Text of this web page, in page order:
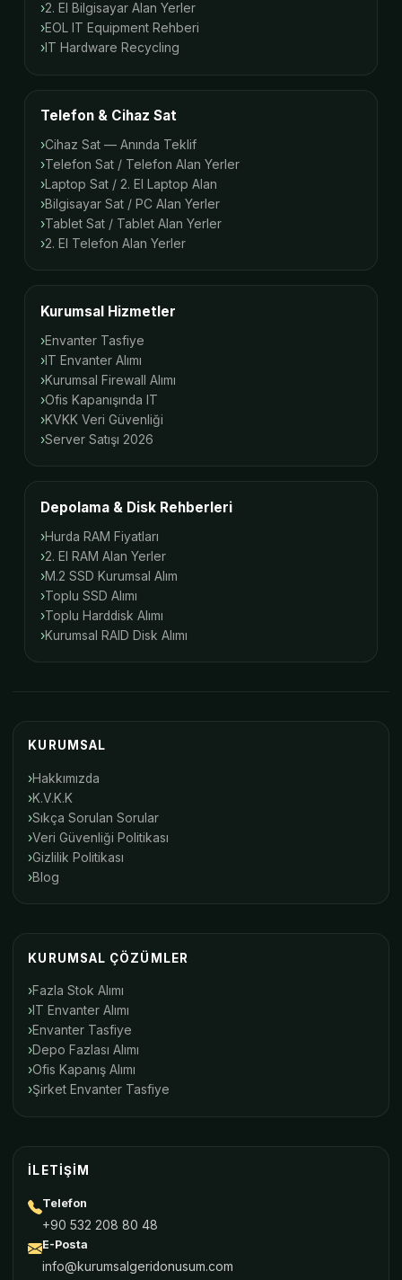
2. El Bilgisayar Alan Yerler
EOL IT Equipment Rehberi
IT Hardware Recycling
Telefon & Cihaz Sat
Cihaz Sat — Anında Teklif
Telefon Sat / Telefon Alan Yerler
Laptop Sat / 2. El Laptop Alan
Bilgisayar Sat / PC Alan Yerler
Tablet Sat / Tablet Alan Yerler
2. El Telefon Alan Yerler
Kurumsal Hizmetler
Envanter Tasfiye
IT Envanter Alımı
Kurumsal Firewall Alımı
Ofis Kapanışında IT
KVKK Veri Güvenliği
Server Satışı 2026
Depolama & Disk Rehberleri
Hurda RAM Fiyatları
2. El RAM Alan Yerler
M.2 SSD Kurumsal Alım
Toplu SSD Alımı
Toplu Harddisk Alımı
Kurumsal RAID Disk Alımı
KURUMSAL
Hakkımızda
K.V.K.K
Sıkça Sorulan Sorular
Veri Güvenliği Politikası
Gizlilik Politikası
Blog
KURUMSAL ÇÖZÜMLER
Fazla Stok Alımı
IT Envanter Alımı
Envanter Tasfiye
Depo Fazlası Alımı
Ofis Kapanış Alımı
Şirket Envanter Tasfiye
İLETIŞIM
Telefon
+90 532 208 80 48
E-Posta
info@kurumsalgeridonusum.com